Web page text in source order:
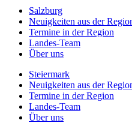
Salzburg
Neuigkeiten aus der
Termine in der Region
Landes-Team
Über uns
Steiermark
Neuigkeiten aus der
Termine in der Region
Landes-Team
Über uns